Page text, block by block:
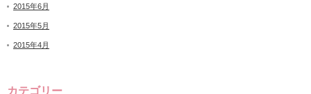
2015年6月
2015年5月
2015年4月
カテゴリー